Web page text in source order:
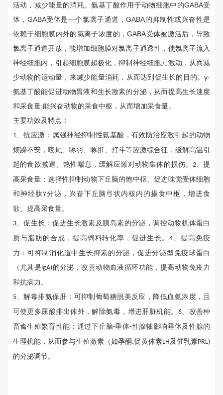
活动，减少能量的消耗。氨基丁酸作用于动物细胞中的GABA受
体， GABA受体是一个氯离子通道，GABA的抑制性或兴奋性是
依赖于细胞膜内外的氯离子浓度的，GABA受体被激活后，导致
氯离子通道开放，能增加细胞膜对氯离子通透性，使氯离子流入
神经细胞内，引起细胞膜超极化，抑制神经细胞元激动，从而减
少动物的运动量，来减少能量消耗，从而达到促生长的目的。γ-
氨基丁酸能促进动物胃液和生长激素的分泌，从而提高生长速度
和采食量;能兴奋动物的采食中枢，从而增加采食量。
主要功效及特点：
1 、抗应激：属强神经抑制性氨基酸，有效防治应激引起的动物
烦躁不安，咬尾、啄羽、啄肛、打斗等应激综合征，缓解高温引
起的食欲减退、热性喘息，缓解应激对动物集体的损伤。 2、提
高采食量：选择性抑制动物下丘脑的饱中枢、促进味觉受体细胞
和神经肽Y分泌，兴奋下丘脑弓状内核内的摄食中枢，增进食
欲、提高采食量。
3、促生长：促进生长激素及胰岛素的分泌，调控动物机体蛋白
质与脂肪的合成，提高饲料转化率，促进生长。4 、提高免疫
力：可抑制消化道中生长抑素的分泌，促进分泌型免疫球蛋白
（尤其是 lgA)的分泌，改善动物血液循环功能，提高动物免疫力
和抗病力。
5、解毒排氨保肝：可抑制葡萄糖脱美反应，降低血氨浓度，且
可使更多尿酸排出体外，解除氨毒，增进肝脏机能。 6、改善种
畜禽生殖繁育性能：通过下丘脑-垂体-性腺轴影响垂体及性腺的
生理机能，从而参与生殖激素（如孕酮 .促黄体素LH及催乳素PRL)
的分泌调节。